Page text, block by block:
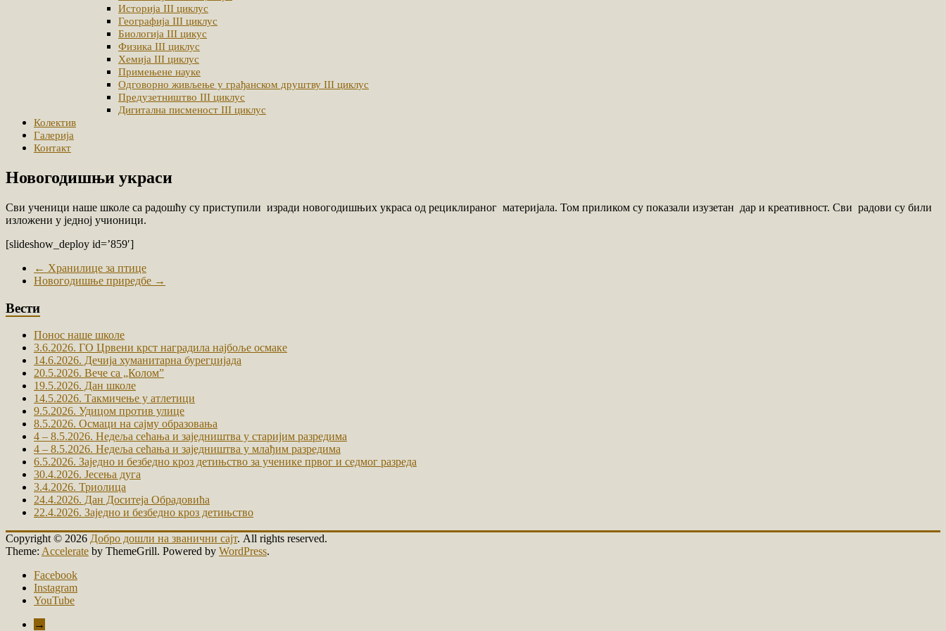
Историја III циклус
Географија III циклус
Биологија III цикус
Физика III циклус
Хемија III циклус
Примењене науке
Одговорно живљење у грађанском друштву III циклус
Предузетништво III циклус
Дигитална писменост III циклус
Колектив
Галерија
Контакт
Новогодишњи украси
Сви ученици наше школе са радошћу су приступили изради новогодишњих украса од рециклираног материјала. Том приликом су показали изузетан дар и креативност. Сви радови су били
изложени у једној учионици.
[slideshow_deploy id=’859′]
← Хранилице за птице
Новогодишње приредбе →
Вести
Понос наше школе
3.6.2026. ГО Црвени крст наградила најбоље осмаке
14.6.2026. Дечија хуманитарна бурегџијада
20.5.2026. Вече са „Коломˮ
19.5.2026. Дан школе
14.5.2026. Такмичење у атлетици
9.5.2026. Удицом против улице
8.5.2026. Осмаци на сајму образовања
4 – 8.5.2026. Недеља сећања и заједништва у старијим разредима
4 – 8.5.2026. Недеља сећања и заједништва у млађим разредима
6.5.2026. Заједно и безбедно кроз детињство за ученике првог и седмог разреда
30.4.2026. Јесења дуга
3.4.2026. Триолица
24.4.2026. Дан Доситеја Обрадовића
22.4.2026. Заједно и безбедно кроз детињство
Copyright © 2026 Добро дошли на званични сајт. All rights reserved.
Theme: Accelerate by ThemeGrill. Powered by WordPress.
Facebook
Instagram
YouTube
→